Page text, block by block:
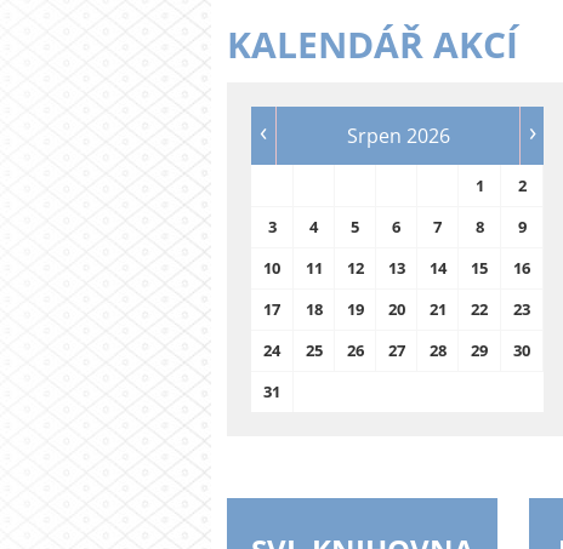
KALENDÁŘ AKCÍ
‹ Srpen 2026 ›
1
2
3
4 5 6 7 8
9
10
11 12 13 14 15
16
17
18 19 20 21 22
23
24
25 26 27 28 29
30
31